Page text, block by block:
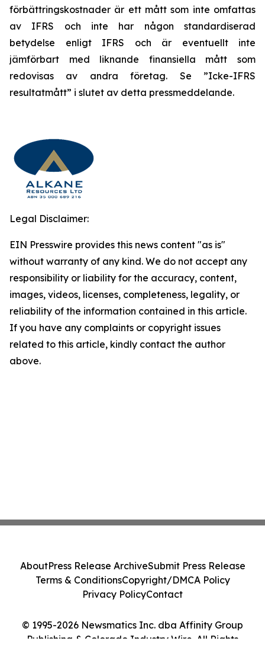
förbättringskostnader är ett mått som inte omfattas
av IFRS och inte har någon standardiserad
betydelse enligt IFRS och är eventuellt inte
jämförbart med liknande finansiella mått som
redovisas av andra företag. Se ”Icke-IFRS
resultatmått” i slutet av detta pressmeddelande.
Legal Disclaimer:
EIN Presswire provides this news content "as is"
without warranty of any kind. We do not accept any
responsibility or liability for the accuracy, content,
images, videos, licenses, completeness, legality, or
reliability of the information contained in this article.
If you have any complaints or copyright issues
related to this article, kindly contact the author
above.
© 1995-2026 Newsmatics Inc. dba Affinity Group
Publishing & Colorado Industry Wire. All Rights
AboutPress Release ArchiveSubmit Press Release
Terms & ConditionsCopyright/DMCA Policy
Privacy PolicyContact